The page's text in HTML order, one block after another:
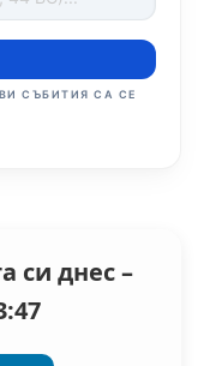
СЪБИТИЯ СА СЕ
си днес –